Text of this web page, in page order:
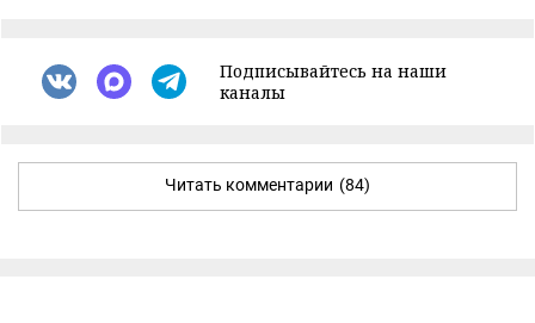
Подписывайтесь на наши
каналы
Читать комментарии (84)